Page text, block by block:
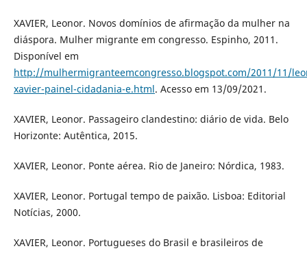
XAVIER, Leonor. Novos domínios de afirmação da mulher na
diáspora. Mulher migrante em congresso. Espinho, 2011.
Disponível em
http://mulhermigranteemcongresso.blogspot.com/2011/11/
xavier-painel-cidadania-e.html. Acesso em 13/09/2021.
XAVIER, Leonor. Passageiro clandestino: diário de vida. Belo
Horizonte: Autêntica, 2015.
XAVIER, Leonor. Ponte aérea. Rio de Janeiro: Nórdica, 1983.
XAVIER, Leonor. Portugal tempo de paixão. Lisboa: Editorial
Notícias, 2000.
XAVIER, Leonor. Portugueses do Brasil e brasileiros de